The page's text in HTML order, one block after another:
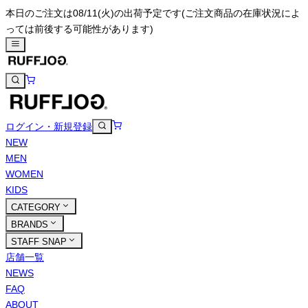
本日のご注文は08/11(火)の出荷予定です(ご注文商品の在庫状況によ
っては前後する可能性があります)
ログイン・新規登録
NEW
MEN
WOMEN
KIDS
CATEGORY
BRANDS
STAFF SNAP
店舗一覧
NEWS
FAQ
ABOUT